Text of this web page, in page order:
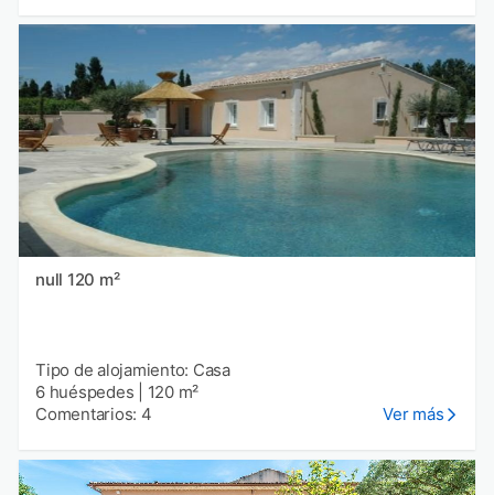
null 120 m²
Tipo de alojamiento: Casa
6 huéspedes
120 m²
Comentarios: 4
Ver más